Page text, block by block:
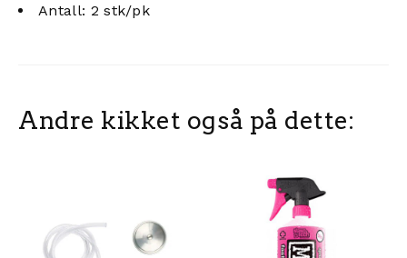
Antall: 2 stk/pk
Andre kikket også på dette: